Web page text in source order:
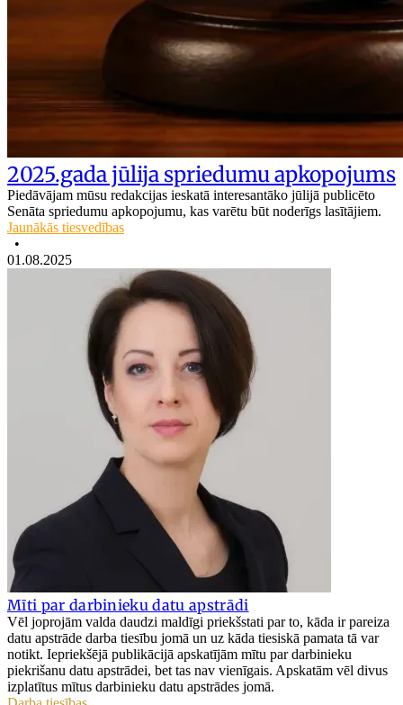
2025.gada jūlija spriedumu apkopojums
Piedāvājam mūsu redakcijas ieskatā interesantāko jūlijā publicēto
Senāta spriedumu apkopojumu, kas varētu būt noderīgs lasītājiem.
Jaunākās tiesvedības
•
01.08.2025
Mīti par darbinieku datu apstrādi
Vēl joprojām valda daudzi maldīgi priekšstati par to, kāda ir pareiza
datu apstrāde darba tiesību jomā un uz kāda tiesiskā pamata tā var
notikt. Iepriekšējā publikācijā apskatījām mītu par darbinieku
piekrišanu datu apstrādei, bet tas nav vienīgais. Apskatām vēl divus
izplatītus mītus darbinieku datu apstrādes jomā.